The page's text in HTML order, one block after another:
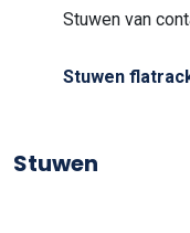
Stuwen van
Stuwen
Stuwen